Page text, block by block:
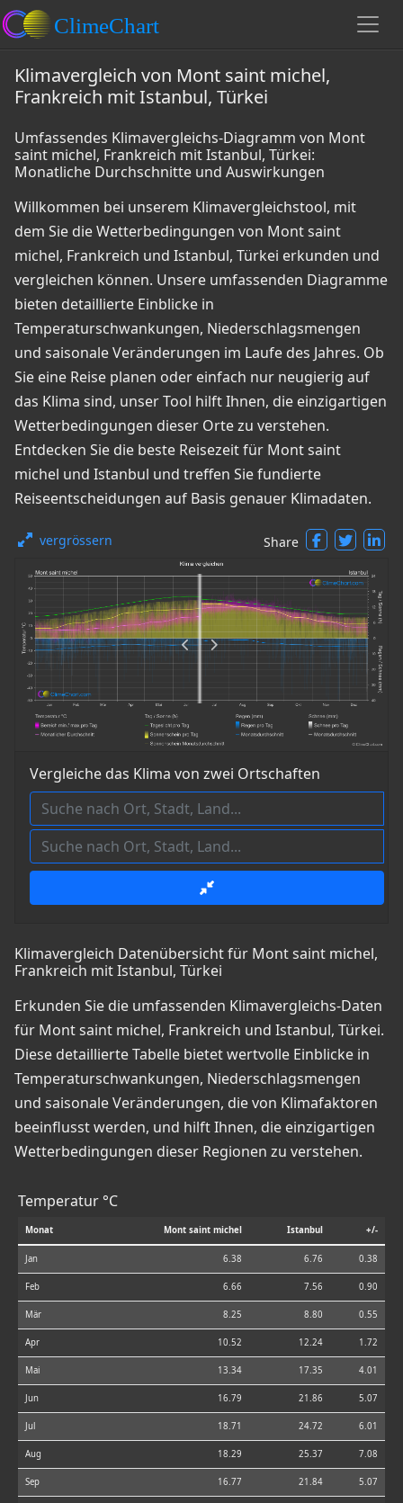
Klimavergleich von Mont saint michel,
Frankreich mit Istanbul, Türkei
Umfassendes Klimavergleichs-Diagramm von Mont
saint michel, Frankreich mit Istanbul, Türkei:
Monatliche Durchschnitte und Auswirkungen
Willkommen bei unserem Klimavergleichstool, mit
dem Sie die Wetterbedingungen von Mont saint
michel, Frankreich und Istanbul, Türkei erkunden und
vergleichen können. Unsere umfassenden Diagramme
bieten detaillierte Einblicke in
Temperaturschwankungen, Niederschlagsmengen
und saisonale Veränderungen im Laufe des Jahres. Ob
Sie eine Reise planen oder einfach nur neugierig auf
das Klima sind, unser Tool hilft Ihnen, die einzigartigen
Wetterbedingungen dieser Orte zu verstehen.
Entdecken Sie die beste Reisezeit für Mont saint
michel und Istanbul und treffen Sie fundierte
Reiseentscheidungen auf Basis genauer Klimadaten.
vergrössern Share
Vergleiche das Klima von zwei Ortschaften
Klimavergleich Datenübersicht für Mont saint michel,
Frankreich mit Istanbul, Türkei
Erkunden Sie die umfassenden Klimavergleichs-Daten
für Mont saint michel, Frankreich und Istanbul, Türkei.
Diese detaillierte Tabelle bietet wertvolle Einblicke in
Temperaturschwankungen, Niederschlagsmengen
und saisonale Veränderungen, die von Klimafaktoren
beeinflusst werden, und hilft Ihnen, die einzigartigen
Wetterbedingungen dieser Regionen zu verstehen.
Temperatur °C
Monat Mont saint michel Istanbul +/-
Jan 6.38 6.76 0.38
Feb 6.66 7.56 0.90
Mär 8.25 8.80 0.55
Apr 10.52 12.24 1.72
Mai 13.34 17.35 4.01
Jun 16.79 21.86 5.07
Jul 18.71 24.72 6.01
Aug 18.29 25.37 7.08
Sep 16.77 21.84 5.07